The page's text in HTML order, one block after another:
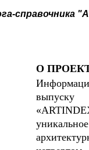
справочника
О
выпуску